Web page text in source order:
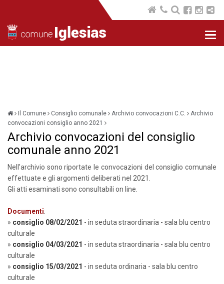
Il Comune Consiglio comunale Archivio convocazioni C.C.
Archivio
convocazioni consiglio anno 2021
Archivio convocazioni del consiglio
comunale anno 2021
Nell'archivio sono riportate le convocazioni del consiglio comunale
effettuate e gli argomenti deliberati nel 2021.
Gli atti esaminati sono consultabili on line.
Documenti:
» consiglio 08/02/2021 - in seduta straordinaria - sala blu centro
culturale
» consiglio 04/03/2021 - in seduta straordinaria - sala blu centro
culturale
» consiglio 15/03/2021 - in seduta ordinaria - sala blu centro
culturale